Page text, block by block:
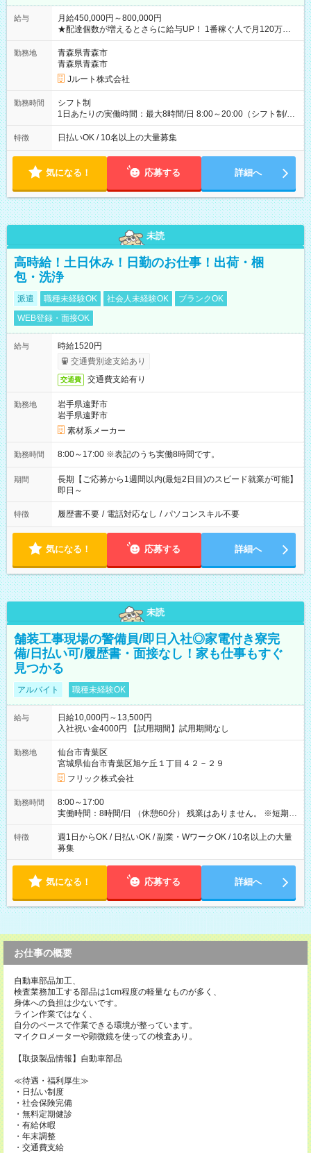
給与
月給450,000円～800,000円
★配達個数が増えるとさらに給与UP！ 1番稼ぐ人で月120万ほ
ど！ ・主要都市エリア 月収55万円／週5日稼働 月収65万~112
万円／週6日稼働 ・地方郊外エリア 月収40万円／週5日稼働 月
収40万円~50万円／週6日稼働 ＜モデルイメージ＞ ■月収50万
円 (27歳男性/江東区在住)※元建築関係 1日150個配達×25日勤務
(日休み) ■月収80万円(43歳男性/墨田区在住)※元営業 1日200個
勤務地
青森県青森市
青森県青森市
Jルート株式会社
勤務時間
シフト制
1日あたりの実働時間：最大8時間/日 8:00～20:00（シフト制/実
働8時間） ※週5日勤務（場所次第では週4も有り） ※配達状況
によって時間外での勤務可能性有り ※案件により多少の前後あ
特徴 日払いOK / 10名以上の大量募集
気になる！ 応募する 詳細へ
未読
高時給！土日休み！日勤のお仕事！出荷・梱
包・洗浄
派遣 職種未経験OK 社会人未経験OK
ブランクOK
WEB登録・面接OK
給与
時給1520円
交通費別途支給あり
交通費 交通費支給有り
勤務地
岩手県遠野市
岩手県遠野市
素材系メーカー
勤務時間 8:00～17:00 ※表記のうち実働8時間です。
期間
長期【ご応募から1週間以内(最短2日目)のスピード就業が可能】
即日～
特徴 履歴書不要 / 電話対応なし / パソコンスキル不要
気になる！ 応募する 詳細へ
未読
舗装工事現場の警備員/即日入社◎家電付き寮完
備/日払い可/履歴書・面接なし！家も仕事もすぐ
見つかる
アルバイト 職種未経験OK
給与
日給10,000円～13,500円
入社祝い金4000円 【試用期間】試用期間なし
勤務地
仙台市青葉区
宮城県仙台市青葉区旭ケ丘１丁目４２－２９
フリック株式会社
勤務時間
8:00～17:00
実働時間：8時間/日 （休憩60分） 残業はありません。 ※短期の
募集は行っておりません。予めご了承くださいませ。
特徴
週1日からOK / 日払いOK / 副業・WワークOK / 10名以上の大量
募集
気になる！ 応募する 詳細へ
お仕事の概要
自動車部品加工、
検査業務加工する部品は1cm程度の軽量なものが多く、
身体への負担は少ないです。
ライン作業ではなく、
自分のペースで作業できる環境が整っています。
マイクロメーターや顕微鏡を使っての検査あり。
【取扱製品情報】自動車部品
≪待遇・福利厚生≫
・日払い制度
・社会保険完備
・無料定期健診
・有給休暇
・年末調整
・交通費支給